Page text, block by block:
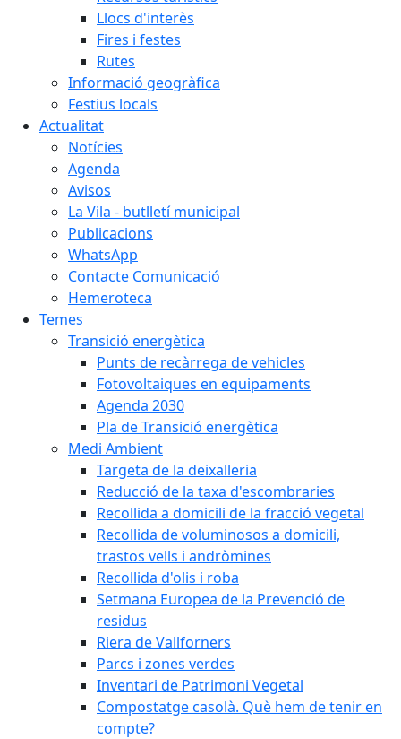
Llocs d'interès
Fires i festes
Rutes
Informació geogràfica
Festius locals
Actualitat
Notícies
Agenda
Avisos
La Vila - butlletí municipal
Publicacions
WhatsApp
Contacte Comunicació
Hemeroteca
Temes
Transició energètica
Punts de recàrrega de vehicles
Fotovoltaiques en equipaments
Agenda 2030
Pla de Transició energètica
Medi Ambient
Targeta de la deixalleria
Reducció de la taxa d'escombraries
Recollida a domicili de la fracció vegetal
Recollida de voluminosos a domicili,
trastos vells i andròmines
Recollida d'olis i roba
Setmana Europea de la Prevenció de
residus
Riera de Vallforners
Parcs i zones verdes
Inventari de Patrimoni Vegetal
Compostatge casolà. Què hem de tenir en
compte?